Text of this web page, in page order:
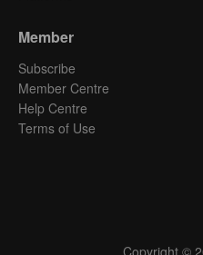
Member
Subscribe
Member Centre
Help Centre
Terms of Use
Copyright ©